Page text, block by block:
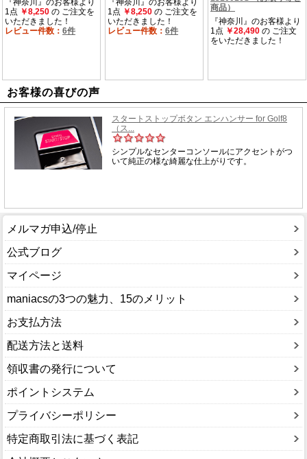
お客様の喜びの声
メルマガ申込/停止
公式ブログ
マイページ
maniacsの3つの魅力、15のメリット
お支払方法
配送方法と送料
領収書の発行について
ポイントシステム
プライバシーポリシー
特定商取引法に基づく表記